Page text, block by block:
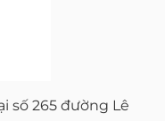
số 265 đường Lê